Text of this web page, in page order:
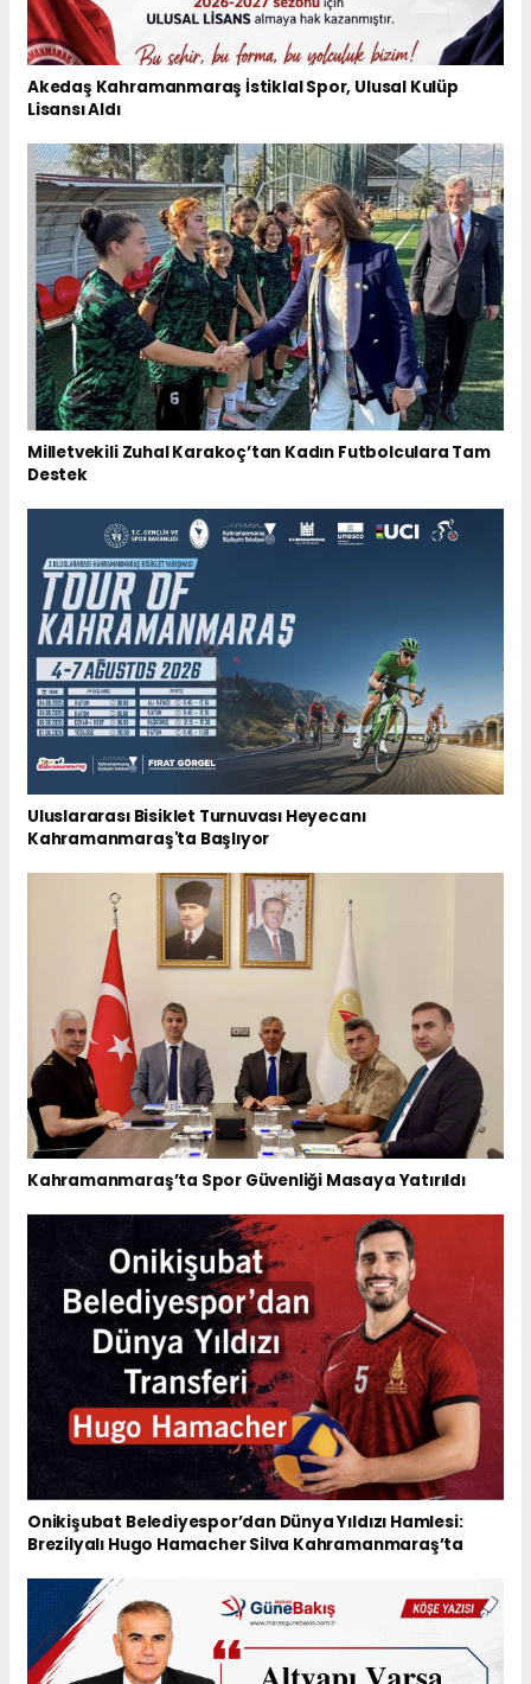
Akedaş Kahramanmaraş İstiklal Spor, Ulusal Kulüp
Lisansı Aldı
Milletvekili Zuhal Karakoç’tan Kadın Futbolculara Tam
Destek
Uluslararası Bisiklet Turnuvası Heyecanı
Kahramanmaraş'ta Başlıyor
Kahramanmaraş’ta Spor Güvenliği Masaya Yatırıldı
Onikişubat Belediyespor’dan Dünya Yıldızı Hamlesi:
Brezilyalı Hugo Hamacher Silva Kahramanmaraş’ta